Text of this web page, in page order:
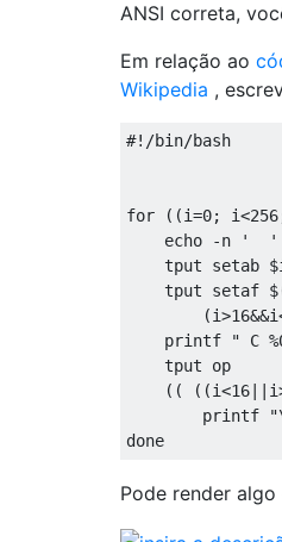
ANSI correta,
Em relação ao
Wikipedia ,
#!/bin/bash
for ((i=0; i<256
    echo
-n
'  '
tput setab
    tput setaf $
(i>16&&i
    printf
" C
    tput op
((
((i<16 i
        printf
done
Pode render